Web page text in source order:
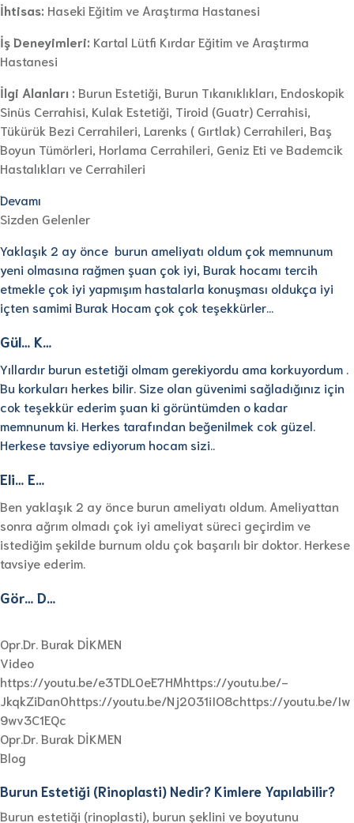
İhtisas: Haseki Eğitim ve Araştırma Hastanesi
İş Deneyimleri: Kartal Lütfi Kırdar Eğitim ve Araştırma
Hastanesi
İlgi Alanları : Burun Estetiği, Burun Tıkanıklıkları, Endoskopik
Sinüs Cerrahisi, Kulak Estetiği, Tiroid (Guatr) Cerrahisi,
Tükürük Bezi Cerrahileri, Larenks ( Gırtlak) Cerrahileri, Baş
Boyun Tümörleri, Horlama Cerrahileri, Geniz Eti ve Bademcik
Hastalıkları ve Cerrahileri
Devamı
Sizden Gelenler
Yaklaşık 2 ay önce burun ameliyatı oldum çok memnunum
yeni olmasına rağmen şuan çok iyi, Burak hocamı tercih
etmekle çok iyi yapmışım hastalarla konuşması oldukça iyi
içten samimi Burak Hocam çok çok teşekkürler…
Gül… K…
Yıllardır burun estetiği olmam gerekiyordu ama korkuyordum .
Bu korkuları herkes bilir. Size olan güvenimi sağladığınız için
cok teşekkür ederim şuan ki görüntümden o kadar
memnunum ki. Herkes tarafından beğenilmek cok güzel.
Herkese tavsiye ediyorum hocam sizi..
Eli… E…
Ben yaklaşık 2 ay önce burun ameliyatı oldum. Ameliyattan
sonra ağrım olmadı çok iyi ameliyat süreci geçirdim ve
istediğim şekilde burnum oldu çok başarılı bir doktor. Herkese
tavsiye ederim.
Gör… D…
Opr.Dr. Burak DİKMEN
Video
https://youtu.be/e3TDL0eE7HMhttps://youtu.be/-
JkqkZiDan0https://youtu.be/Nj2031iIO8chttps://youtu.be/Iw
9wv3C1EQc
Opr.Dr. Burak DİKMEN
Blog
Burun Estetiği (Rinoplasti) Nedir? Kimlere Yapılabilir?
Burun estetiği (rinoplasti), burun şeklini ve boyutunu